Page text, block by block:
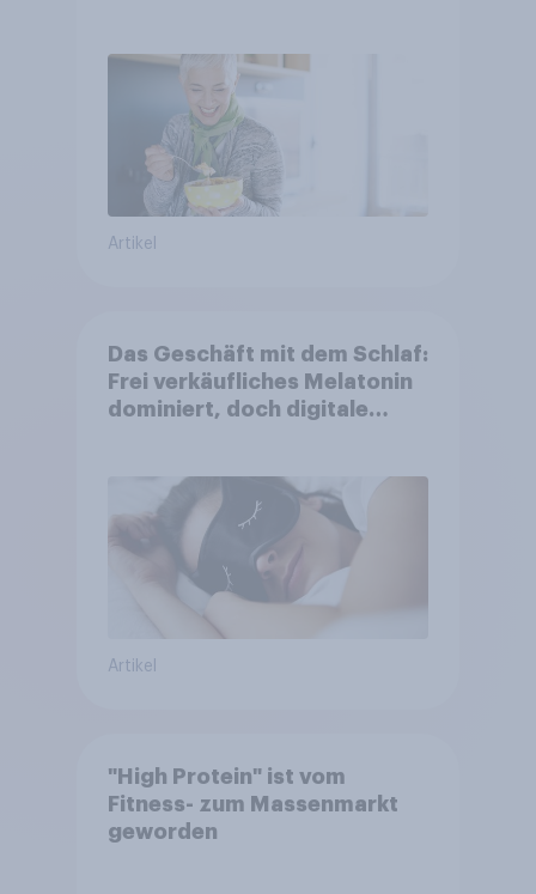
Artikel
Das Geschäft mit dem Schlaf:
Frei verkäufliches Melatonin
dominiert, doch digitale
Artikel
"High Protein" ist vom
Fitness- zum Massenmarkt
geworden